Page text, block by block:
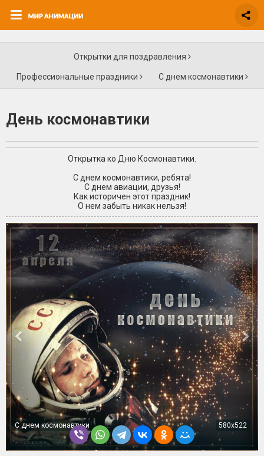
Открытки для поздравления
Профессиональные праздники С днем космонавтики
День космонавтики
Открытка ко Дню Космонавтики.
С днем космонавтики, ребята!
С днем авиации, друзья!
Как историчен этот праздник!
О нем забыть никак нельзя!
+4
С днем космонавтики 580x522